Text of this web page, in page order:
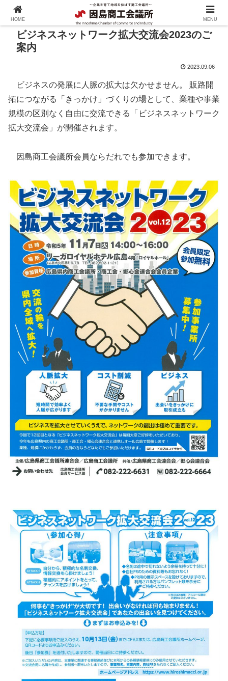
ビジネスネットワーク拡大交流会2023のご
案内
2023.09.06
ビジネスの発展に人脈の拡大は欠かせません。 販路開
拓につながる「きっかけ」づくりの場として、業種や事業
規模の区別なく自由に交流できる「ビジネスネットワーク
拡大交流会」が開催されます。
因島商工会議所会員ならだれでも参加できます。
HOME MENU